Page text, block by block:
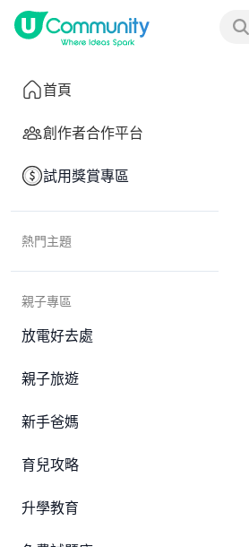
首頁
創作者合作平台
試用獎賞專區
熱門主題
親子專區
放電好去處
親子旅遊
新手爸媽
育兒攻略
升學教育